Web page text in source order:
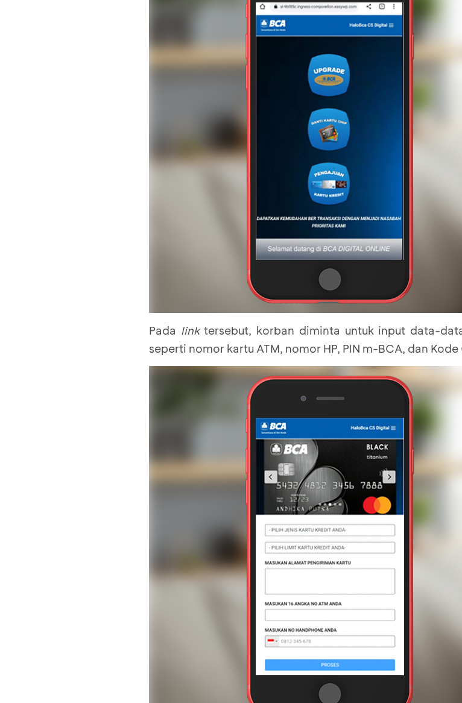
Pada linktersebut, korban diminta untuk input data-
seperti nomor kartu ATM, nomor HP, PIN m-BCA, dan Kode